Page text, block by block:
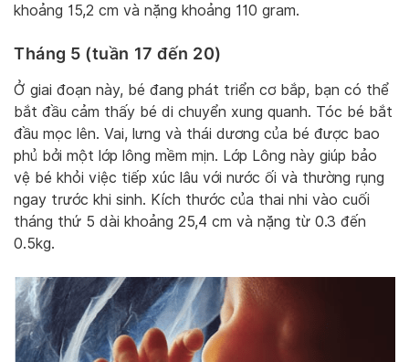
khoảng 15,2 cm và nặng khoảng 110 gram.
Tháng 5 (tuần 17 đến 20)
Ở giai đoạn này, bé đang phát triển cơ bắp, bạn có thể
bắt đầu cảm thấy bé di chuyển xung quanh. Tóc bé bắt
đầu mọc lên. Vai, lưng và thái dương của bé được bao
phủ bởi một lớp lông mềm mịn. Lớp Lông này giúp bảo
vệ bé khỏi việc tiếp xúc lâu với nước ối và thường rụng
ngay trước khi sinh. Kích thước của thai nhi vào cuối
tháng thứ 5 dài khoảng 25,4 cm và nặng từ 0.3 đến
0.5kg.